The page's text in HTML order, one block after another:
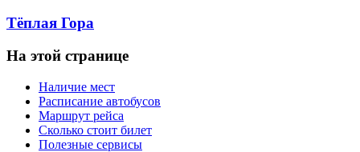
Тёплая Гора
На этой странице
Наличие мест
Расписание автобусов
Маршрут рейса
Сколько стоит билет
Полезные сервисы